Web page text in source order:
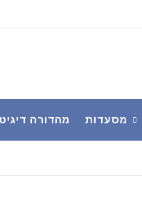
מסעדות מהדורה